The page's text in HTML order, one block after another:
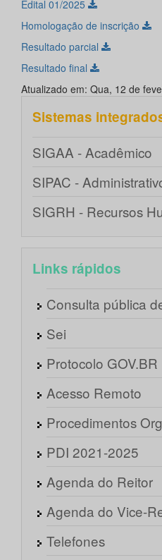
Edital 01/2025
Homologação de inscrição
Resultado parcial
Resultado final
Atualizado em: Qua, 12 de
Sistemas
SIGAA - Acadêmico
SIPAC -
SIGRH - Recursos
Links rápidos
Consulta pública
Sei
Protocolo GOV.BR
Acesso Remoto
Procedimentos
PDI 2021-2025
Agenda do Reitor
Agenda do Vice-
Telefones